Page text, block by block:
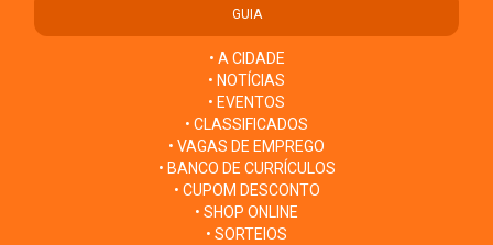
GUIA
• A CIDADE
• NOTÍCIAS
• EVENTOS
• CLASSIFICADOS
• VAGAS DE EMPREGO
• BANCO DE CURRÍCULOS
• CUPOM DESCONTO
• SHOP ONLINE
• SORTEIOS